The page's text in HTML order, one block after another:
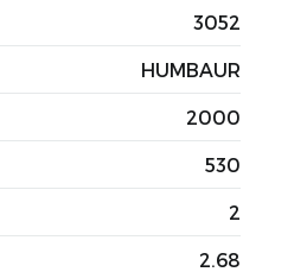
3052
HUMBAUR
2000
530
2
2.68